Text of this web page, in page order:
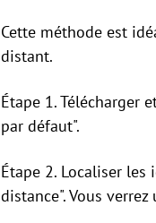
Cette méthode est
distant.
Étape 1. Télécharger
par défaut".
Étape 2. Localiser
distance". Vous